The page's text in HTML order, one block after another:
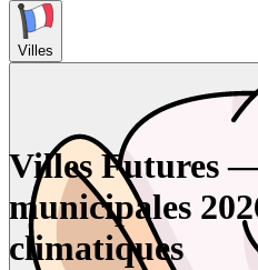
Villes
Villes Futures
municipales
climatiques